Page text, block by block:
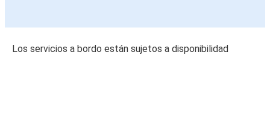
Los servicios a bordo están sujetos a disponibilidad